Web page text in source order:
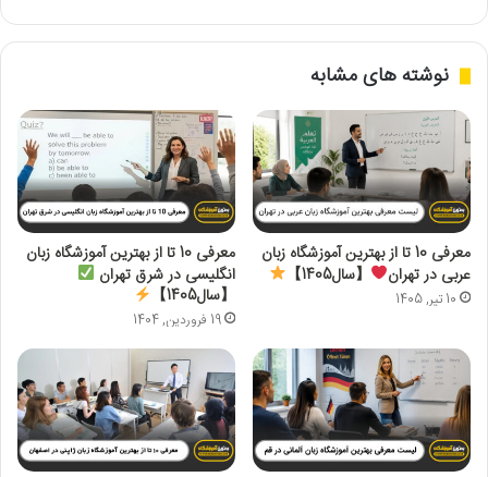
نوشته های مشابه
معرفی 10 تا از بهترین آموزشگاه زبان
عربی در تهران
【سال1405】
10 تیر, 1405
معرفی 10 تا از بهترین آموزشگاه زبان
انگلیسی در شرق تهران
【سال1405】
19 فروردین, 1404